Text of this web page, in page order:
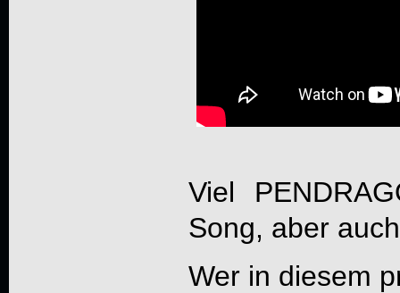
Viel
Song, aber
Wer in diesem